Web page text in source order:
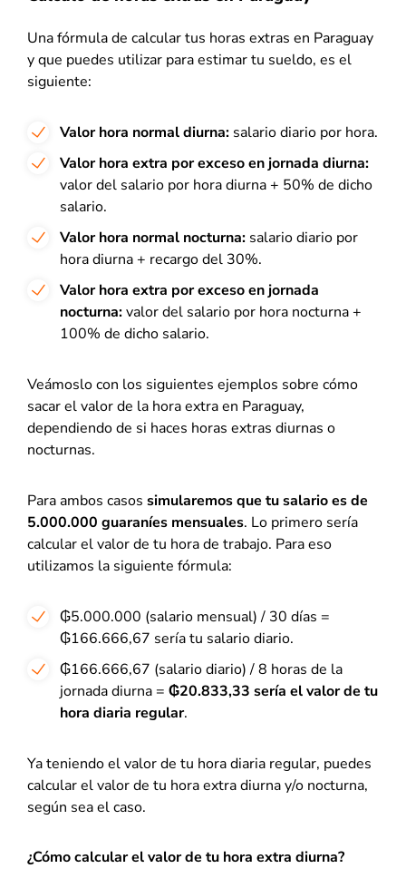
Una fórmula de calcular tus horas extras en Paraguay
y que puedes utilizar para estimar tu sueldo, es el
siguiente:
Valor hora normal diurna: salario diario por hora.
Valor hora extra por exceso en jornada diurna:
valor del salario por hora diurna + 50% de dicho
salario.
Valor hora normal nocturna: salario diario por
hora diurna + recargo del 30%.
Valor hora extra por exceso en jornada
nocturna:valor del salario por hora nocturna +
100% de dicho salario.
Veámoslo con los siguientes ejemplos sobre cómo
sacar el valor de la hora extra en Paraguay,
dependiendo de si haces horas extras diurnas o
nocturnas.
Para ambos casos simularemos que tu salario es de
5.000.000 guaraníes mensuales. Lo primero sería
calcular el valor de tu hora de trabajo. Para eso
utilizamos la siguiente fórmula:
₲5.000.000 (salario mensual) / 30 días =
₲166.666,67 sería tu salario diario.
₲166.666,67 (salario diario) / 8 horas de la
jornada diurna = ₲20.833,33 sería el valor de tu
hora diaria regular.
Ya teniendo el valor de tu hora diaria regular, puedes
calcular el valor de tu hora extra diurna y/o nocturna,
según sea el caso.
¿Cómo calcular el valor de tu hora extra diurna?